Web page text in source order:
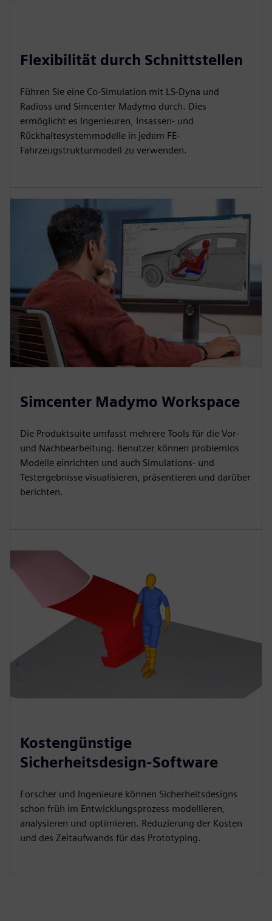
Flexibilität durch Schnittstellen
Führen Sie eine Co-Simulation mit LS-Dyna und
Radioss und Simcenter Madymo durch. Dies
ermöglicht es Ingenieuren, Insassen- und
Rückhaltesystemmodelle in jedem FE-
Fahrzeugstrukturmodell zu verwenden.
Simcenter Madymo Workspace
Die Produktsuite umfasst mehrere Tools für die Vor-
und Nachbearbeitung. Benutzer können problemlos
Modelle einrichten und auch Simulations- und
Testergebnisse visualisieren, präsentieren und darüber
berichten.
Kostengünstige
Sicherheitsdesign-Software
Forscher und Ingenieure können Sicherheitsdesigns
schon früh im Entwicklungsprozess modellieren,
analysieren und optimieren. Reduzierung der Kosten
und des Zeitaufwands für das Prototyping.